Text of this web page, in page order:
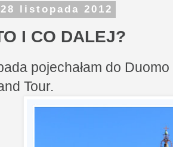
listopada 2012
I CO DALEJ?
pojechałam do
Tour.